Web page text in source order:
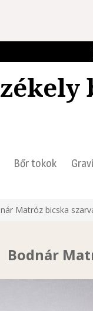
Bőr tokok
Matróz bicska
Bodnár